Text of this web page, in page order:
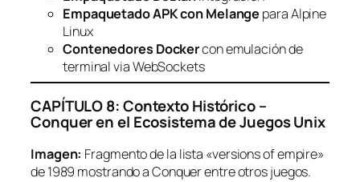
Empaquetado APK con Melange para Alpine
Linux
Contenedores Dockercon emulación de
terminal via WebSockets
CAPÍTULO 8: Contexto Histórico –
Conquer en el Ecosistema de Juegos Unix
Imagen: Fragmento de la lista «versions of empire»
de 1989 mostrando a Conquer entre otros juegos.